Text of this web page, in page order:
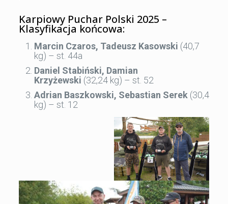
Karpiowy Puchar Polski 2025 –
Klasyfikacja końcowa:
Marcin Czaros, Tadeusz Kasowski (40,7
kg) – st. 44a
Daniel Stabiński, Damian
Krzyżewski (32,24 kg) – st. 52
Adrian Baszkowski, Sebastian Serek (30,4
kg) – st. 12